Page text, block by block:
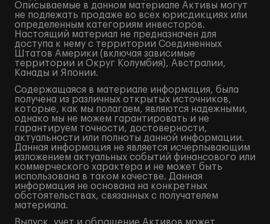
Описываемые в данном материале Активы могут
не подлежать продаже во всех юрисдикциях или
определенным категориям инвесторов.
Настоящий материал не предназначен для
доступа к нему с территории Соединенных
Штатов Америки (включая зависимые
территории и Округ Колумбия), Австралии,
Канады и Японии.
Содержащаяся в материале информация, была
получена из различных открытых источников,
которые, как мы полагаем, являются надежными,
однако мы не можем гарантировать и не
гарантируем точности, достоверности,
актуальности или полноты данной информации.
Данная информация не является исчерпывающим
изложением актуальных событий финансового или
коммерческого характера и не может быть
использована в таком качестве. Данная
информация не основана на конкретных
обстоятельствах, связанных с получателем
материала.